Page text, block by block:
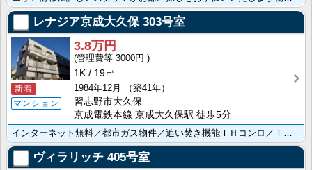
レナジア京成大久保 303号室
新着
マンション
3.8万円
3000円
1K
19㎡
1984年12月
（築41年）
習志野市大久保
京成電鉄本線 京成大久保駅 徒歩5分
インターネット無料／都市ガス物件／追い焚き機能ＩＨコンロ／ＴＶモニターホン／バルコニー
ヴィラリッチ 405号室